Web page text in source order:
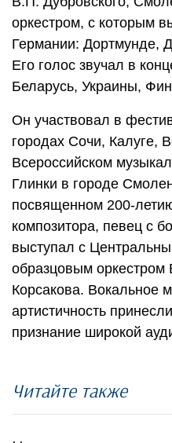
оркестром, с которым
Германии: Дортмунде,
Его голос звучал в
Беларусь, Украины,
Он участвовал в
городах Сочи, Калуге,
Всероссийском
Глинки в городе
посвященном 200-
композитора, певец с
выступал с
образцовым
Корсакова. Вокальное
артистичность
признание широкой
Читайте также